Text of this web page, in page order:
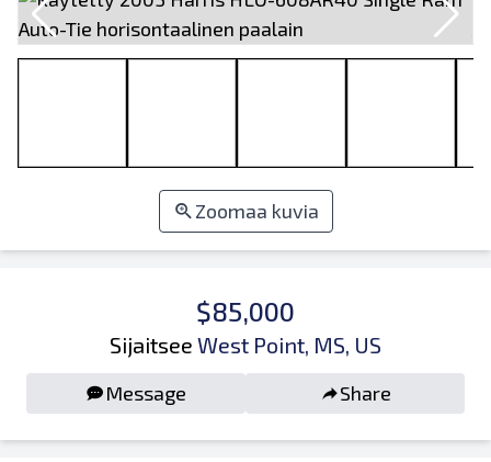
Zoomaa kuvia
$85,000
Sijaitsee West Point, MS, US
Message Share